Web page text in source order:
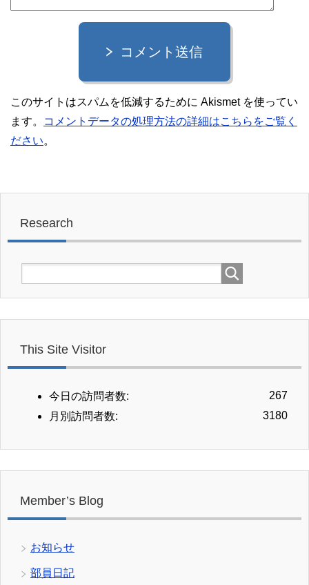
コメント送信
このサイトはスパムを低減するために Akismet を使ってい
ます。
コメントデータの処理方法の詳細はこちらをご覧く
ださい。
Research
This Site Visitor
267
今日の訪問者数:
3180
月別訪問者数:
Member’s Blog
お知らせ
部員日記